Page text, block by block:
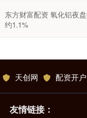
东方财富配资 氧化铝夜
约1.1%
天创网 配资开户
友情链接：